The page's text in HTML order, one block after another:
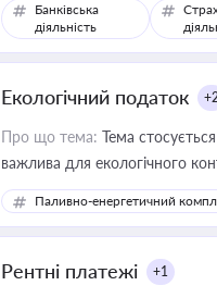
Банківська
діяльність
Екологічний податок
Про що тема: Тема
важлива для екологічного
законодавства
Паливно-енергетичний
Рентні платежі +1